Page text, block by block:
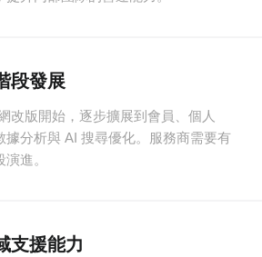
段發展
改版開始，逐步擴展到會員、個人
據分析與 AI 搜尋優化。服務商需要有
進。
支援能力